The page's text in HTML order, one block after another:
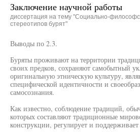
Заключение научной работы
диссертация на тему "Социально-
стереотипов бурят"
Выводы по 2.3.
Буряты проживают на территории
своих предков, сохраняют самобытный
оригинальную этническую культуру,
специфической идентичности и
самосознания.
Как известно, соблюдение традиций,
которых составляют традиционные
конструкции, регулирует и